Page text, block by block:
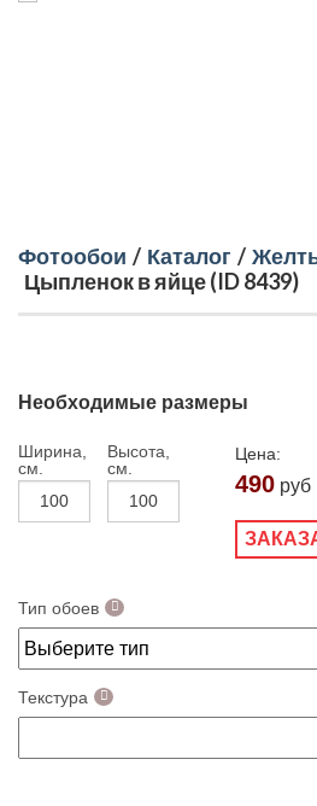
Фотообои / Каталог /
Цыпленок в яйце (ID 8439)
Необходимые размеры
Ширина,
см.
Высота,
см.
Цена:
490 руб
Тип обоев
Текстура